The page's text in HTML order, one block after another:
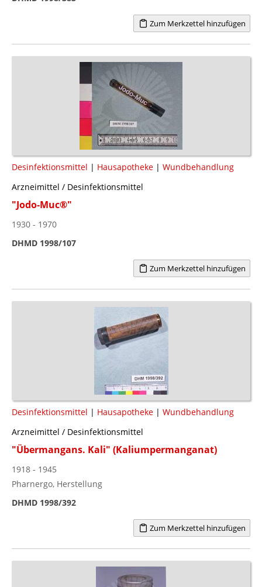
Zum Merkzettel hinzufügen
Desinfektionsmittel | Hausapotheke | Wundbehandlung
Arzneimittel / Desinfektionsmittel
"Jodo-Muc®"
1930 - 1970
DHMD 1998/107
Zum Merkzettel hinzufügen
Desinfektionsmittel | Hausapotheke | Wundbehandlung
Arzneimittel / Desinfektionsmittel
"Übermangans. Kali" (Kaliumpermanganat)
1918 - 1945
Pharnergo, Herstellung
DHMD 1998/392
Zum Merkzettel hinzufügen